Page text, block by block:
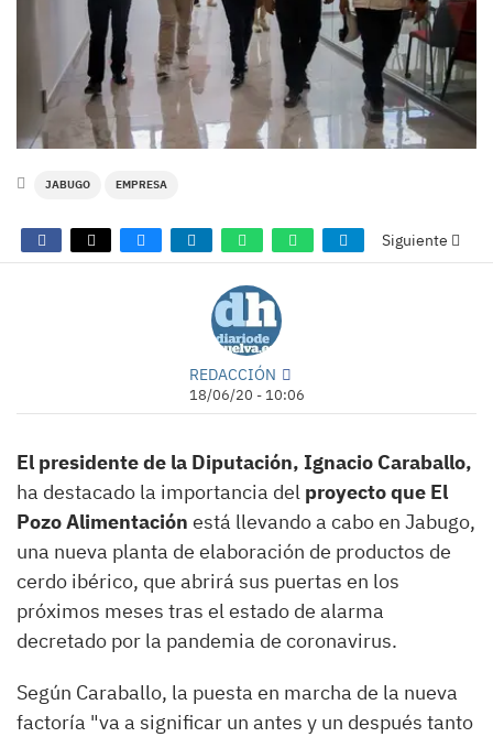
JABUGO EMPRESA
Siguiente
REDACCIÓN
18/06/20 - 10:06
El presidente de la Diputación, Ignacio Caraballo,
ha destacado la importancia del proyecto que El
Pozo Alimentación está llevando a cabo en Jabugo,
una nueva planta de elaboración de productos de
cerdo ibérico, que abrirá sus puertas en los
próximos meses tras el estado de alarma
decretado por la pandemia de coronavirus.
Según Caraballo, la puesta en marcha de la nueva
factoría "va a significar un antes y un después tanto